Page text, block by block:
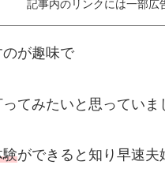
記事内のリンクには一部広
が趣味で
てみたいと思っていま
験ができると知り早速夫